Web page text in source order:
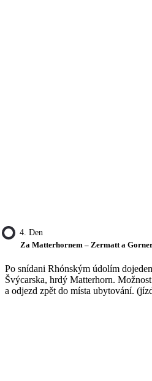
4. Den
Za Matterhornem – Zermatt a
Po snídani Rhónským údolím
Švýcarska, hrdý Matterhorn.
a odjezd zpět do místa ubytování.